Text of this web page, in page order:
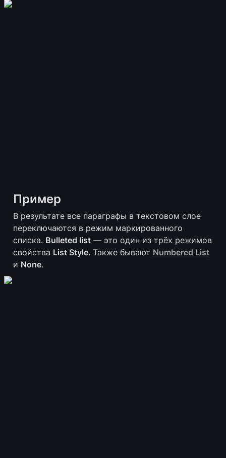
Пример
В результате все параграфы в текстовом слое
переключаются в режим маркированного
списка. Bulleted list — это один из трёх режимов
свойства List Style. Также бывают Numbered List
и None.